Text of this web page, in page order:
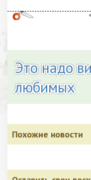
Это надо
любимых
Похожие новости